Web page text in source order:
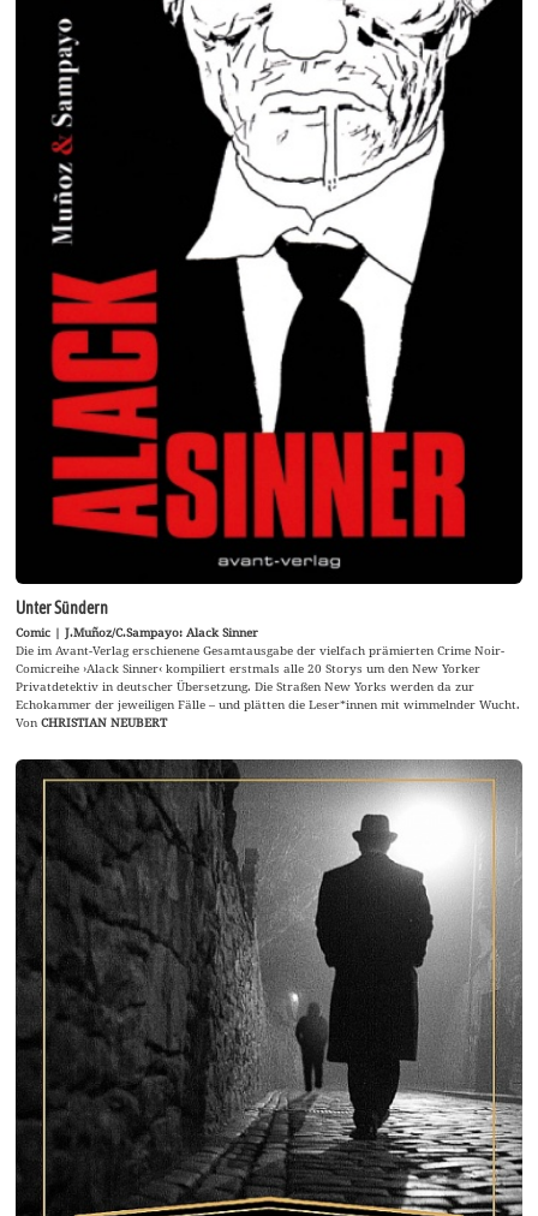
Unter Sündern
Comic | J.Muñoz/C.Sampayo: Alack Sinner
Die im Avant-Verlag erschienene Gesamtausgabe der vielfach prämierten Crime Noir-
Comicreihe ›Alack Sinner‹ kompiliert erstmals alle 20 Storys um den New Yorker
Privatdetektiv in deutscher Übersetzung. Die Straßen New Yorks werden da zur
Echokammer der jeweiligen Fälle – und plätten die Leser*innen mit wimmelnder Wucht.
VonCHRISTIAN NEUBERT